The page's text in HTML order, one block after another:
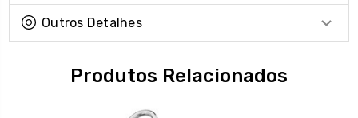
Outros Detalhes
Produtos Relacionados